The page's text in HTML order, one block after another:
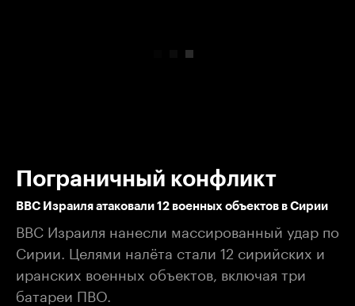
Пограничный конфликт
ВВС Израиля атаковали 12 военных объектов в Сирии
ВВС Израиля нанесли массированный удар по
Сирии. Целями налёта стали 12 сирийских и
иранских военных объектов, включая три
батареи ПВО.